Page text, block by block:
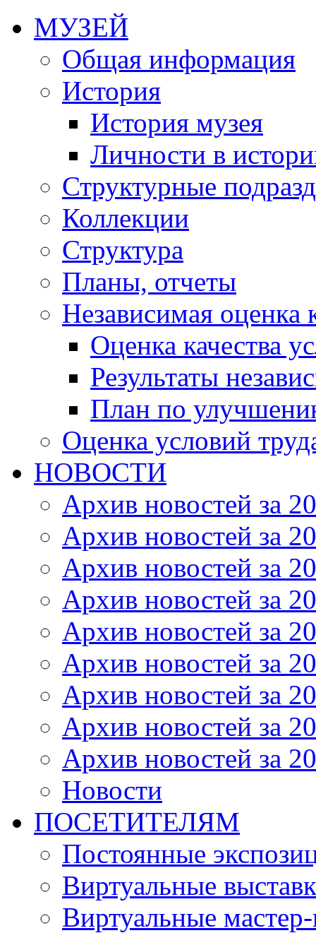
МУЗЕЙ
Общая информация
История
История музея
Личности в
Структурные
Коллекции
Структура
Планы, отчеты
Независимая оценка
Оценка качества
Результаты
План по
Оценка условий
НОВОСТИ
Архив новостей за
Архив новостей за
Архив новостей за
Архив новостей за
Архив новостей за
Архив новостей за
Архив новостей за
Архив новостей за
Архив новостей за
Новости
ПОСЕТИТЕЛЯМ
Постоянные
Виртуальные
Виртуальные